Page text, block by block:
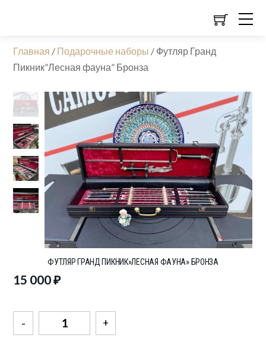
Главная / Подарочные наборы / Футляр Гранд
Пикник”Лесная фауна” Бронза
ФУТЛЯР ГРАНД ПИКНИК»ЛЕСНАЯ ФАУНА» БРОНЗА
15 000₽
Количество
товара